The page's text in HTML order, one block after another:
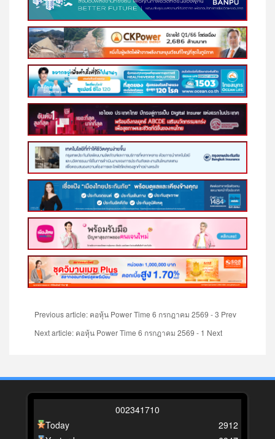
Previous article: คอหุ้น Power Time 6 กรกฎาคม 2569 - 3 Prev
Next article: คอหุ้น Power Time 6 กรกฎาคม 2569 - 1 Next
002341710
Today
2912